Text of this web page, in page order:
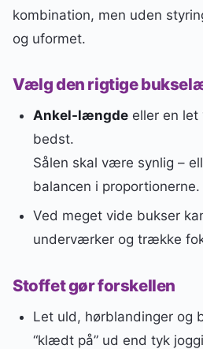
kombination, men uden
og uformet.
Vælg den rigtige
Ankel-længdeeller en let
bedst.
Sålen skal være synlig –
balancen i proportionerne.
Ved meget vide bukser
underværker og trække
Stoffet gør forskellen
Let uld, hørblandinger og
“klædt på” ud end tyk